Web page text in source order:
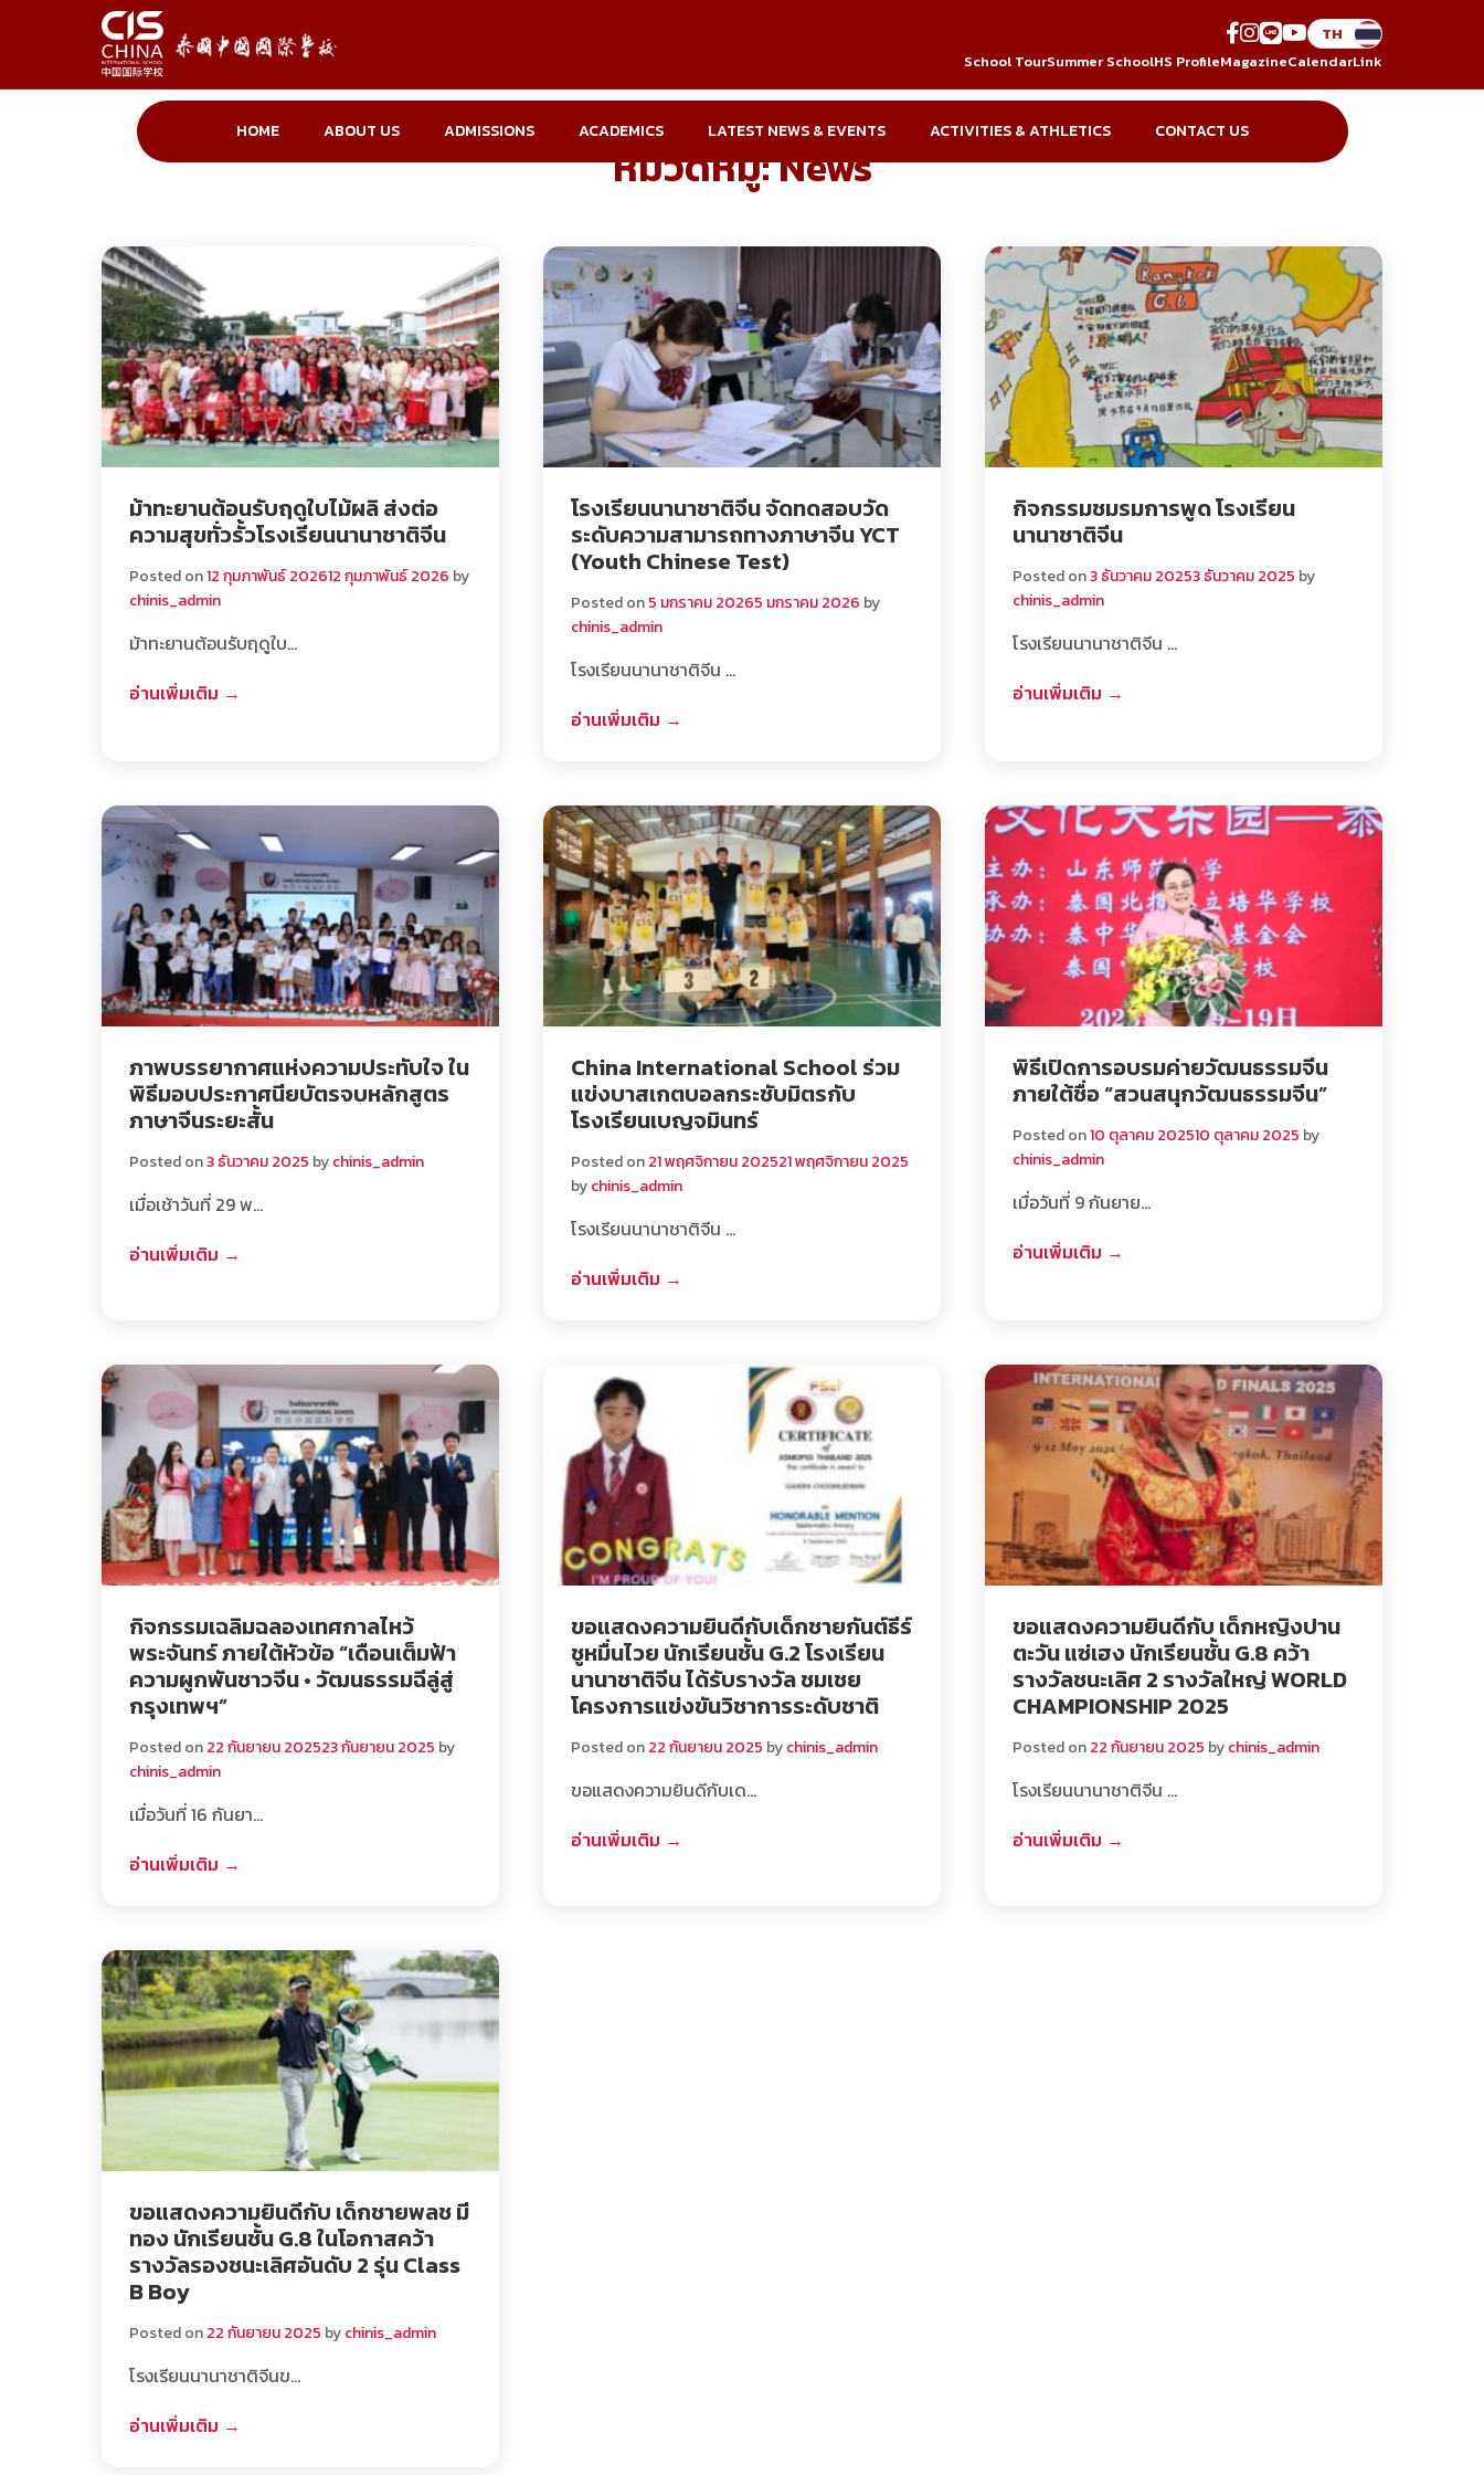
to
School TourSummer SchoolHS ProfileMagazineCalendarLink
HOME ABOUT US ADMISSIONS ACADEMICS LATEST NEWS & EVENTS ACTIVITIES & ATHLETICS CONTACT US
หมวดหมู่:News
ม้าทะยานต้อนรับฤดูใบไม้ผลิ ส่งต่อ
ความสุขทั่วรั้วโรงเรียนนานาชาติจีน
Posted on12 กุมภาพันธ์ 202612 กุมภาพันธ์ 2026 by
chinis_admin
ม้าทะยานต้อนรับฤดูใบ…
อ่านเพิ่มเติม →
โรงเรียนนานาชาติจีน จัดทดสอบวัด
ระดับความสามารถทางภาษาจีน YCT
(Youth Chinese Test)
Posted on5 มกราคม 20265 มกราคม 2026 by
chinis_admin
โรงเรียนนานาชาติจีน …
อ่านเพิ่มเติม →
กิจกรรมชมรมการพูด โรงเรียน
นานาชาติจีน
Posted on3 ธันวาคม 20253 ธันวาคม 2025 by
chinis_admin
โรงเรียนนานาชาติจีน …
อ่านเพิ่มเติม →
ภาพบรรยากาศแห่งความประทับใจ ใน
พิธีมอบประกาศนียบัตรจบหลักสูตร
ภาษาจีนระยะสั้น
Posted on3 ธันวาคม 2025 bychinis_admin
เมื่อเช้าวันที่ 29 พ…
อ่านเพิ่มเติม →
China International School ร่วม
แข่งบาสเกตบอลกระชับมิตรกับ
โรงเรียนเบญจมินทร์
Posted on21 พฤศจิกายน 202521 พฤศจิกายน 2025
bychinis_admin
โรงเรียนนานาชาติจีน …
อ่านเพิ่มเติม →
พิธีเปิดการอบรมค่ายวัฒนธรรมจีน
ภายใต้ชื่อ “สวนสนุกวัฒนธรรมจีน”
Posted on10 ตุลาคม 202510 ตุลาคม 2025 by
chinis_admin
เมื่อวันที่ 9 กันยาย…
อ่านเพิ่มเติม →
กิจกรรมเฉลิมฉลองเทศกาลไหว้
พระจันทร์ ภายใต้หัวข้อ “เดือนเต็มฟ้า
ความผูกพันชาวจีน • วัฒนธรรมฉีลู่สู่
กรุงเทพฯ”
Posted on22 กันยายน 202523 กันยายน 2025 by
chinis_admin
เมื่อวันที่ 16 กันยา…
อ่านเพิ่มเติม →
ขอแสดงความยินดีกับเด็กชายกันต์ธีร์
ชูหมื่นไวย นักเรียนชั้น G.2 โรงเรียน
นานาชาติจีน ได้รับรางวัล ชมเชย
โครงการแข่งขันวิชาการระดับชาติ
Posted on22 กันยายน 2025 bychinis_admin
ขอแสดงความยินดีกับเด…
อ่านเพิ่มเติม →
ขอแสดงความยินดีกับ เด็กหญิงปาน
ตะวัน แซ่เฮง นักเรียนชั้น G.8 คว้า
รางวัลชนะเลิศ 2 รางวัลใหญ่ WORLD
CHAMPIONSHIP 2025
Posted on22 กันยายน 2025 bychinis_admin
โรงเรียนนานาชาติจีน …
อ่านเพิ่มเติม →
ขอแสดงความยินดีกับ เด็กชายพลช มี
ทอง นักเรียนชั้น G.8 ในโอกาสคว้า
รางวัลรองชนะเลิศอันดับ 2 รุ่น Class
B Boy
Posted on22 กันยายน 2025 bychinis_admin
โรงเรียนนานาชาติจีนข…
อ่านเพิ่มเติม →